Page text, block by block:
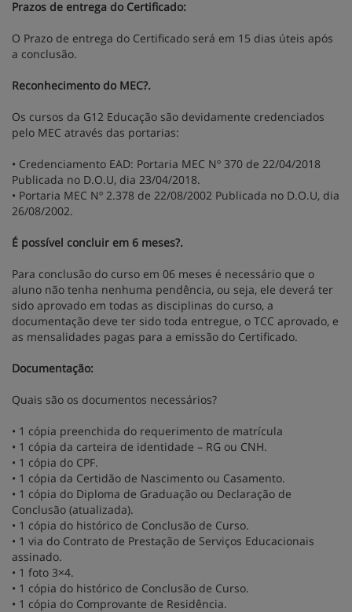
Prazos de entrega do Certificado:
O Prazo de entrega do Certificado será em 15 dias úteis após
a conclusão.
Reconhecimento do MEC?.
Os cursos da G12 Educação são devidamente credenciados
pelo MEC através das portarias:
• Credenciamento EAD: Portaria MEC Nº 370 de 22/04/2018
Publicada no D.O.U, dia 23/04/2018.
• Portaria MEC Nº 2.378 de 22/08/2002 Publicada no D.O.U, dia
26/08/2002.
É possível concluir em 6 meses?.
Para conclusão do curso em 06 meses é necessário que o
aluno não tenha nenhuma pendência, ou seja, ele deverá ter
sido aprovado em todas as disciplinas do curso, a
documentação deve ter sido toda entregue, o TCC aprovado, e
as mensalidades pagas para a emissão do Certificado.
Documentação:
Quais são os documentos necessários?
• 1 cópia preenchida do requerimento de matrícula
• 1 cópia da carteira de identidade – RG ou CNH.
• 1 cópia do CPF.
• 1 cópia da Certidão de Nascimento ou Casamento.
• 1 cópia do Diploma de Graduação ou Declaração de
Conclusão (atualizada).
• 1 cópia do histórico de Conclusão de Curso.
• 1 via do Contrato de Prestação de Serviços Educacionais
assinado.
• 1 foto 3×4.
• 1 cópia do histórico de Conclusão de Curso.
• 1 cópia do Comprovante de Residência.